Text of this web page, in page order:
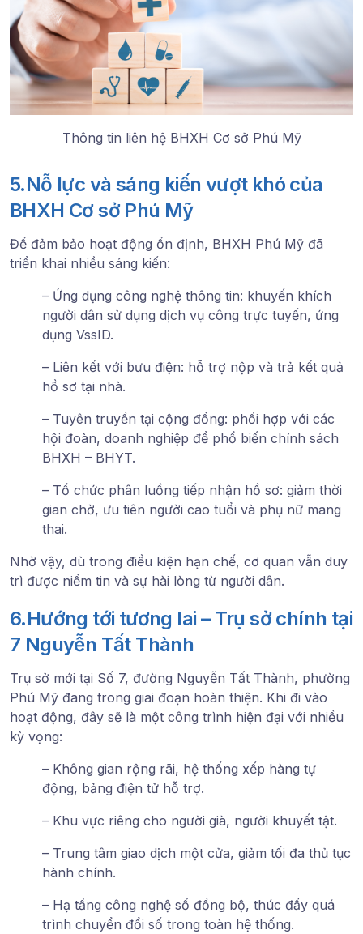
Thông tin liên hệ BHXH Cơ sở Phú Mỹ
5.Nỗ lực và sáng kiến vượt khó của
BHXH Cơ sở Phú Mỹ
Để đảm bảo hoạt động ổn định, BHXH Phú Mỹ đã
triển khai nhiều sáng kiến:
– Ứng dụng công nghệ thông tin: khuyến khích
người dân sử dụng dịch vụ công trực tuyến, ứng
dụng VssID.
– Liên kết với bưu điện: hỗ trợ nộp và trả kết quả
hồ sơ tại nhà.
– Tuyên truyền tại cộng đồng: phối hợp với các
hội đoàn, doanh nghiệp để phổ biến chính sách
BHXH – BHYT.
– Tổ chức phân luồng tiếp nhận hồ sơ: giảm thời
gian chờ, ưu tiên người cao tuổi và phụ nữ mang
thai.
Nhờ vậy, dù trong điều kiện hạn chế, cơ quan vẫn duy
trì được niềm tin và sự hài lòng từ người dân.
6.Hướng tới tương lai – Trụ sở chính tại
7 Nguyễn Tất Thành
Trụ sở mới tại Số 7, đường Nguyễn Tất Thành, phường
Phú Mỹ đang trong giai đoạn hoàn thiện. Khi đi vào
hoạt động, đây sẽ là một công trình hiện đại với nhiều
kỳ vọng:
– Không gian rộng rãi, hệ thống xếp hàng tự
động, bảng điện tử hỗ trợ.
– Khu vực riêng cho người già, người khuyết tật.
– Trung tâm giao dịch một cửa, giảm tối đa thủ tục
hành chính.
– Hạ tầng công nghệ số đồng bộ, thúc đẩy quá
trình chuyển đổi số trong toàn hệ thống.